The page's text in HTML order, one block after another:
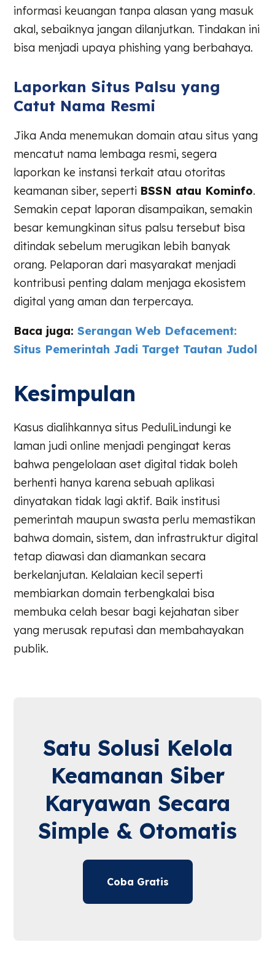
informasi keuangan tanpa alasan yang masuk
akal, sebaiknya jangan dilanjutkan. Tindakan ini
bisa menjadi upaya phishing yang berbahaya.
Laporkan Situs Palsu yang
Catut Nama Resmi
Jika Anda menemukan domain atau situs yang
mencatut nama lembaga resmi, segera
laporkan ke instansi terkait atau otoritas
keamanan siber, seperti BSSN atau Kominfo.
Semakin cepat laporan disampaikan, semakin
besar kemungkinan situs palsu tersebut bisa
ditindak sebelum merugikan lebih banyak
orang. Pelaporan dari masyarakat menjadi
kontribusi penting dalam menjaga ekosistem
digital yang aman dan terpercaya.
Baca juga:Serangan Web Defacement:
Situs Pemerintah Jadi Target Tautan Judol
Kesimpulan
Kasus dialihkannya situs PeduliLindungi ke
laman judi online menjadi pengingat keras
bahwa pengelolaan aset digital tidak boleh
berhenti hanya karena sebuah aplikasi
dinyatakan tidak lagi aktif. Baik institusi
pemerintah maupun swasta perlu memastikan
bahwa domain, sistem, dan infrastruktur digital
tetap diawasi dan diamankan secara
berkelanjutan. Kelalaian kecil seperti
membiarkan domain terbengkalai bisa
membuka celah besar bagi kejahatan siber
yang merusak reputasi dan membahayakan
publik.
Satu Solusi Kelola
Keamanan Siber
Karyawan Secara
Simple & Otomatis
Coba Gratis